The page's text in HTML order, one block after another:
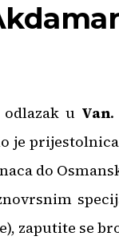
odlazak u Van.
je
do
zaputite se